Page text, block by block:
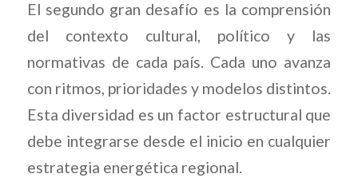
El segundo gran desafío es la comprensión
del contexto cultural, político y las
normativas de cada país. Cada uno avanza
con ritmos, prioridades y modelos distintos.
Esta diversidad es un factor estructural que
debe integrarse desde el inicio en cualquier
estrategia energética regional.